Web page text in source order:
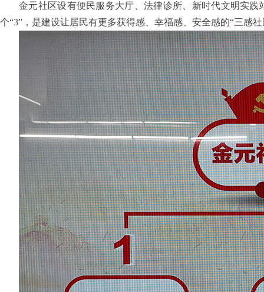
金元社区设有便民服务大厅、法律诊所、新时代文明实
个“3”，是建设让居民有更多获得感、幸福感、安全感的“三感社